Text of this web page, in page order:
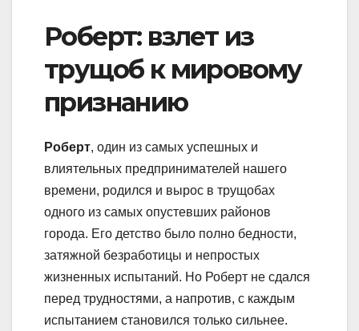
Роберт: взлет из
трущоб к мировому
признанию
Роберт, один из самых успешных и
влиятельных предпринимателей нашего
времени, родился и вырос в трущобах
одного из самых опустевших районов
города. Его детство было полно бедности,
затяжной безработицы и непростых
жизненных испытаний. Но Роберт не сдался
перед трудностями, а напротив, с каждым
испытанием становился только сильнее.